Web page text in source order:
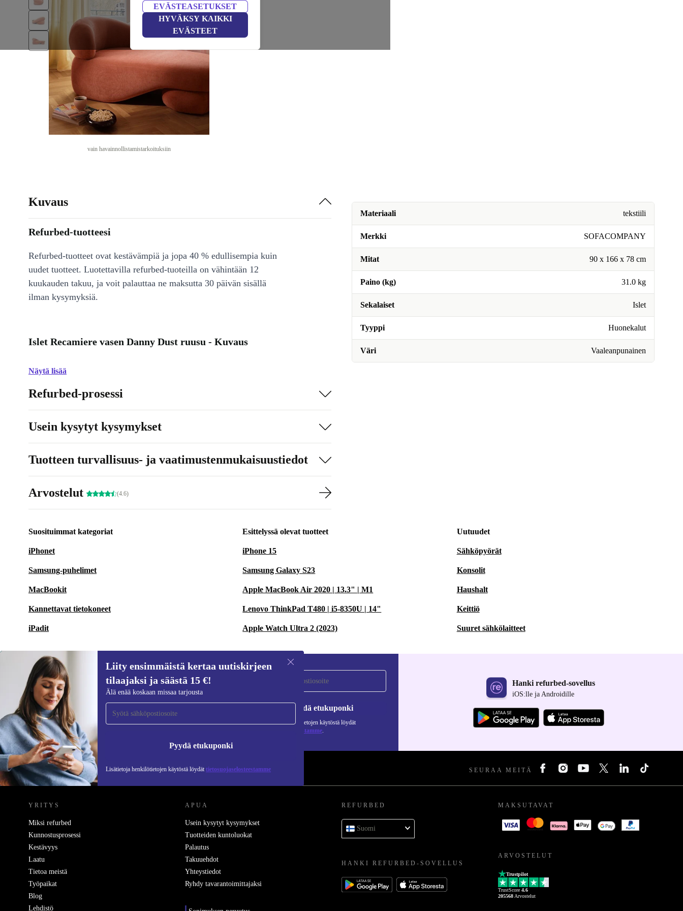
EVÄSTEASETUKSET
HYVÄKSY KAIKKI
EVÄSTEET
vain havainnollistamistarkoituksiin
Materiaali tekstiili
Merkki SOFACOMPANY
Mitat 90 x 166 x 78 cm
Paino (kg) 31.0 kg
Sekalaiset Islet
Tyyppi Huonekalut
Väri Vaaleanpunainen
Kuvaus
Refurbed-tuotteesi
Refurbed-tuotteet ovat kestävämpiä ja jopa 40 % edullisempia kuin
uudet tuotteet. Luotettavilla refurbed-tuoteilla on vähintään 12
kuukauden takuu, ja voit palauttaa ne maksutta 30 päivän sisällä
ilman kysymyksiä.
Islet Recamiere vasen Danny Dust ruusu - Kuvaus
Näytä lisää
Refurbed-prosessi
Usein kysytyt kysymykset
Tuotteen turvallisuus- ja vaatimustenmukaisuustiedot
Arvostelut (4.6)
Suosituimmat kategoriat
iPhonet
Samsung-puhelimet
MacBookit
Kannettavat tietokoneet
iPadit
Esittelyssä olevat tuotteet
iPhone 15
Samsung Galaxy S23
Apple MacBook Air 2020 | 13.3" | M1
Lenovo ThinkPad T480 | i5-8350U | 14"
Apple Watch Ultra 2 (2023)
Uutuudet
Sähköpyörät
Konsolit
Haushalt
Keittiö
Suuret sähkölaitteet
Liity ensimmäistä kertaa uutiskirjeen
tilaajaksi ja säästä 15 €!
Älä enää koskaan missaa tarjousta
Pyydä etukuponki
Lisätietoja henkilötietojen käytöstä löydät tietosuojaselosteestamme
Liity ensimmäistä kertaa uutiskirjeen
tilaajaksi ja säästä 15 €!
Älä missaa enää yhtäkään tarjousta.
Pyydä etukuponki
Lisätietoja henkilötietojen käytöstä löydät
tietosuojaselosteestamme.
Hanki refurbed-sovellus
iOS:lle ja Androidille
REFURBED SUOMI - RETHINK NEW. SEURAA MEITÄ
YRITYS
Miksi refurbed
Kunnostusprosessi
Kestävyys
Laatu
Tietoa meistä
Työpaikat
Blog
Lehdistö
APUA
Usein kysytyt kysymykset
Tuotteiden kuntoluokat
Palautus
Takuuehdot
Yhteystiedot
Ryhdy tavarantoimittajaksi
REFURBED
Suomi
HANKI REFURBED-SOVELLUS
MAKSUTAVAT
ARVOSTELUT
Trustpilot
TrustScore 4.6
205568 Arvostelut